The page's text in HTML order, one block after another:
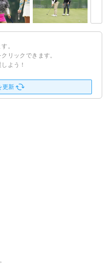
。
リックできます。
よう！
更新